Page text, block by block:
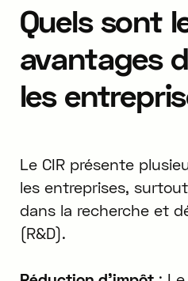
Quels sont
avantages
les
Le CIR présente
les entreprises,
dans la recherche et
(R&D).